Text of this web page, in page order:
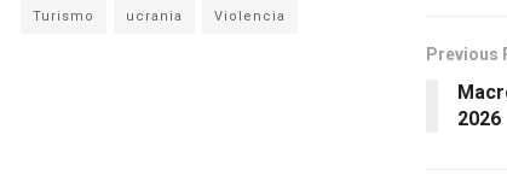
Previous
2026
Turismo ucrania Violencia